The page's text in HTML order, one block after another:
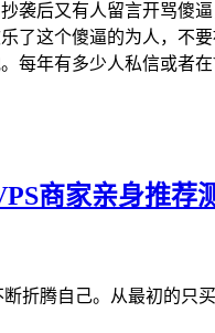
后又有人留言开骂傻
这个傻逼的为人，不
年有多少人私信或者
商家亲身推荐
折腾自己。从最初的只